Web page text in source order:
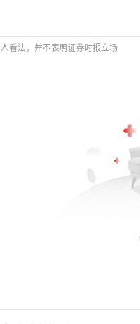
看法，并不表明证券时报立场